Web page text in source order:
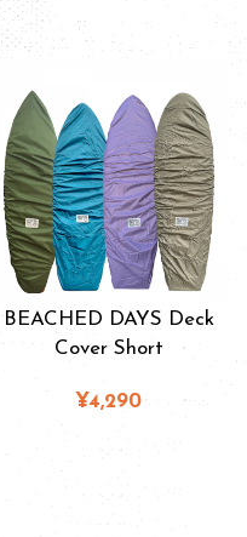
BEACHED DAYS Deck
Cover Short
¥4,290